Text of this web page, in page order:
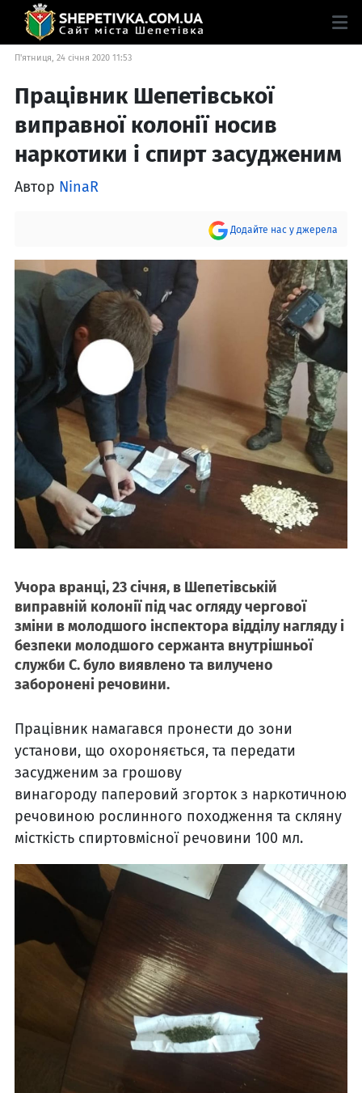
П'ятниця, 24 січня 2020 11:53
Працівник Шепетівської
виправної колонії носив
наркотики і спирт засудженим
Автор NinaR
Додайте нас у джерела
Учора вранці, 23 січня, в Шепетівській
виправній колонії під час огляду чергової
зміни в молодшого інспектора відділу нагляду і
безпеки молодшого сержанта внутрішньої
служби С. було виявлено та вилучено
заборонені речовини.
Працівник намагався пронести до зони
установи, що охороняється, та передати
засудженим за грошову
винагороду паперовий згорток з наркотичною
речовиною рослинного походження та скляну
місткість спиртовмісної речовини 100 мл.